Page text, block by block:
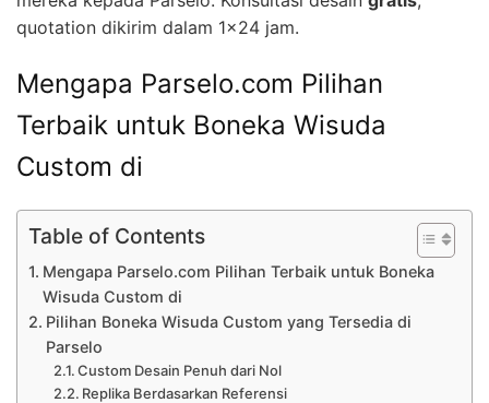
quotation dikirim dalam 1×24 jam.
Mengapa Parselo.com Pilihan
Terbaik untuk Boneka Wisuda
Custom di
Table of Contents
Mengapa Parselo.com Pilihan Terbaik untuk Boneka
Wisuda Custom di
Pilihan Boneka Wisuda Custom yang Tersedia di
Parselo
Custom Desain Penuh dari Nol
Replika Berdasarkan Referensi